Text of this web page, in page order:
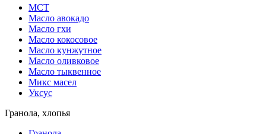
МСТ
Масло авокадо
Масло гхи
Масло кокосовое
Масло кунжутное
Масло оливковое
Масло тыквенное
Микс масел
Уксус
Гранола, хлопья